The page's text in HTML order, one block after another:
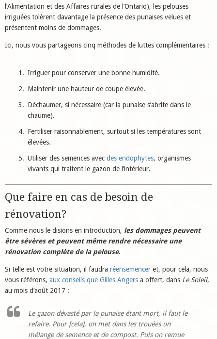
l’Alimentation et des Affaires rurales de l’Ontario), les pelouses
irriguées tolèrent davantage la présence des punaises velues et
présentent moins de dommages.
Ici, nous vous partageons cinq méthodes de luttes complémentaires :
Irriguer pour conserver une bonne humidité.
Maintenir une hauteur de coupe élevée.
Déchaumer, si nécessaire (car la punaise s’abrite dans le
chaume).
Fertiliser raisonnablement, surtout si les températures sont
élevées.
Utiliser des semences avec des endophytes, organismes
vivants qui traitent le gazon de l’intérieur.
Que faire en cas de besoin de
rénovation?
Comme nous le disions en introduction, les dommages peuvent
être sévères et peuvent même rendre nécessaire une
rénovation complète de la pelouse.
Si telle est votre situation, il faudra réensemencer et, pour cela, nous
vous référons, aux conseils que Gilles Angers a offert, dans Le Soleil,
au mois d’août 2017 :
Le gazon dévasté par la punaise étant mort, il faut le
refaire. Pour [cela], on met dans les trouées un
mélange de semence et de compost. Puis on remue